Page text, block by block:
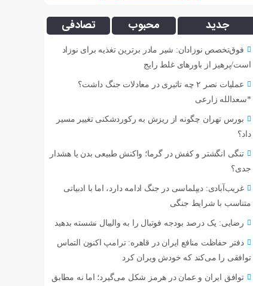
جدید محبوب تصادفی
فوق‌تخصص نوزادان: شیر مادر برترین تغذیه برای نوزاد
است/پرهیز از باورهای غلط رایج
عملیات نصر ۲ چه تاثیری در معادلات جنگ داشت؟
*سعدالله زارعی
بورس تهران چگونه از ریزش به رکوردشکنی تغییر مسیر
داد؟
تنگی انگشتر و کفش در گرما؛ واکنش طبیعی بدن یا هشدار
جدی؟
غریب‌آبادی: دیپلماسی در جنگ ادامه دارد، اما با ادبیاتی
متناسب با شرایط جنگی
رضایی: یک درصد بودجه فوتبال را به والیبال نشسته بدهید
دفتر حفاظت منافع ایران در قاهره: ترامپ اکنون التماس
توافقی را می‌کند که خودش ویران کرد
توافق ایران و عمان در هرمز شکل می‌گیرد؛ اما نه مطابق